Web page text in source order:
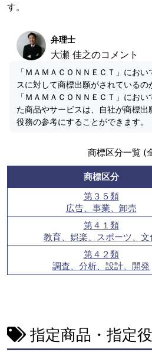
す。
弁理士
大瀬 佳之のコメント
「ＭＡＭＡＣＯＮＮＥＣＴ」にお
スに対して商標出願がされているの
「ＭＡＭＡＣＯＮＮＥＣＴ」にお
た商品やサービスは、自社が商標
役務の参考にすることができます。
商標区分一覧 (
商標区分
第３５類
広告、事業、卸売
第４１類
教育、娯楽、スポーツ、文
第４２類
調査、分析、設計、開発
指定商品・指定